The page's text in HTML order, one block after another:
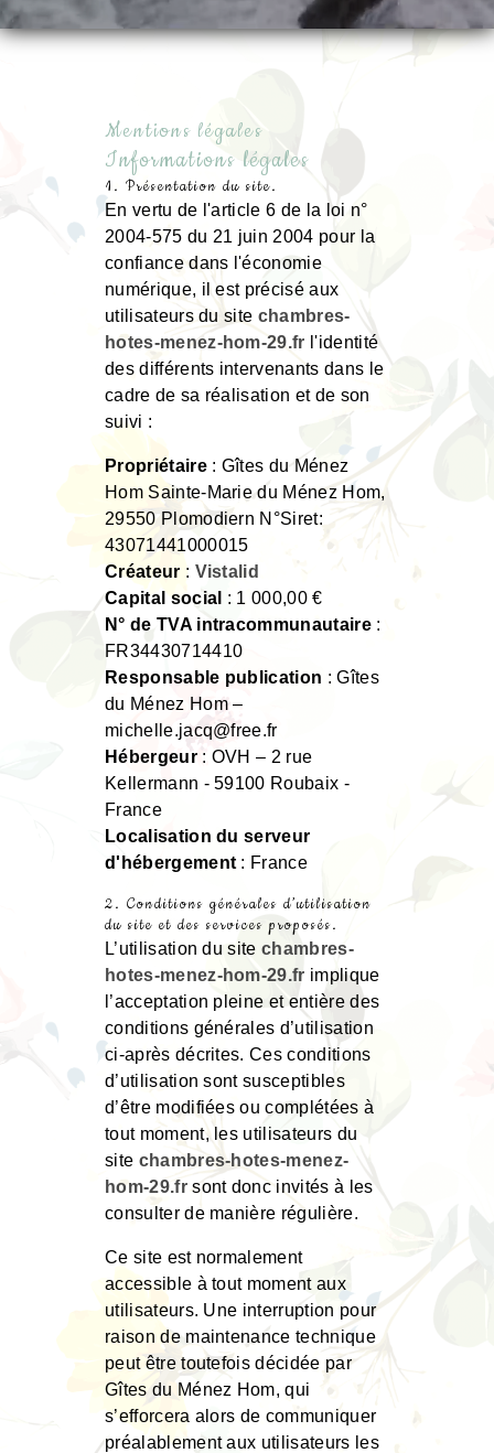
Mentions légales
Informations légales
1. Présentation du site.
En vertu de l'article 6 de la loi n°
2004-575 du 21 juin 2004 pour la
confiance dans l'économie
numérique, il est précisé aux
utilisateurs du site chambres-
hotes-menez-hom-29.fr l'identité
des différents intervenants dans le
cadre de sa réalisation et de son
suivi :
Propriétaire: Gîtes du Ménez
Hom Sainte-Marie du Ménez Hom,
29550 Plomodiern N°Siret:
43071441000015
Créateur : Vistalid
Capital social : 1 000,00 €
N° de TVA intracommunautaire:
FR34430714410
Responsable publication : Gîtes
du Ménez Hom –
michelle.jacq@free.fr
Hébergeur: OVH – 2 rue
Kellermann - 59100 Roubaix -
France
Localisation du serveur
d'hébergement: France
2. Conditions générales d’utilisation
du site et des services proposés.
L’utilisation du sitechambres-
hotes-menez-hom-29.fr implique
l’acceptation pleine et entière des
conditions générales d’utilisation
ci-après décrites. Ces conditions
d’utilisation sont susceptibles
d’être modifiées ou complétées à
tout moment, les utilisateurs du
site chambres-hotes-menez-
hom-29.frsont donc invités à les
consulter de manière régulière.
Ce site est normalement
accessible à tout moment aux
utilisateurs. Une interruption pour
raison de maintenance technique
peut être toutefois décidée par
Gîtes du Ménez Hom, qui
s’efforcera alors de communiquer
préalablement aux utilisateurs les